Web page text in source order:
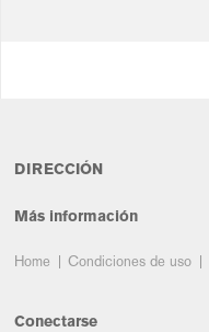
DIRECCIÓN
Más información
Home Condiciones de uso
Conectarse